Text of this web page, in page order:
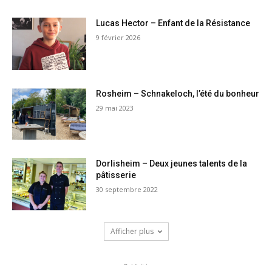
Lucas Hector – Enfant de la Résistance
9 février 2026
Rosheim – Schnakeloch, l’été du bonheur
29 mai 2023
Dorlisheim – Deux jeunes talents de la
pâtisserie
30 septembre 2022
Afficher plus